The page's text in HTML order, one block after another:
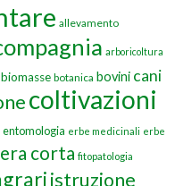
allevamento
arboricoltura
biomasse botanica bovini cani
coltivazioni
entomologia erbe medicinali erbe
corta fitopatologia
istruzione